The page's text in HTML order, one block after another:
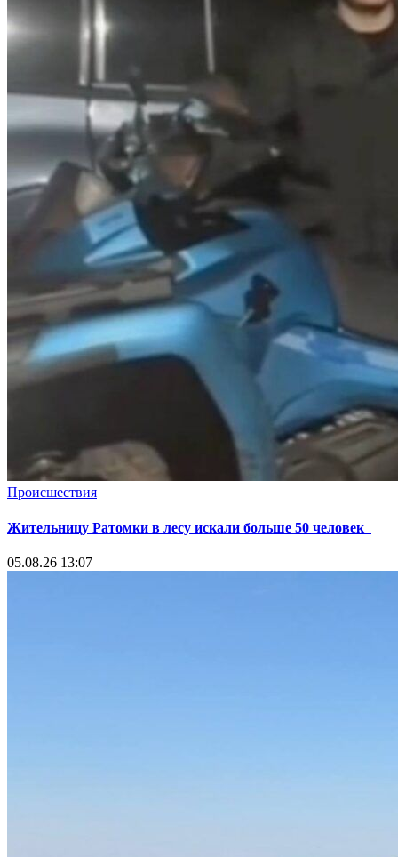
Происшествия
Жительницу Ратомки в лесу искали больше 50 человек
05.08.26 13:07